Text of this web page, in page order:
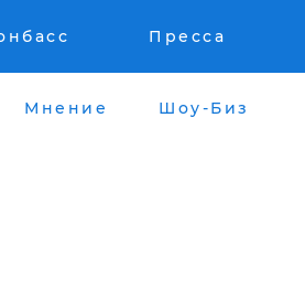
Пресса
Мнение Шоу-Биз